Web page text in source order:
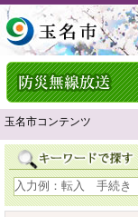
玉名市コンテンツ